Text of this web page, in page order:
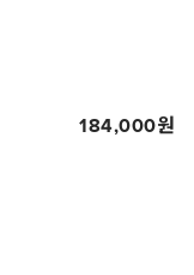
184,000